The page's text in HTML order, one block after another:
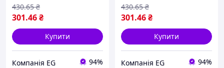
301.46₴
430.65 ₴
Купити
Компанія EG 94%
301.46₴
430.65 ₴
Купити
Компанія EG 94%